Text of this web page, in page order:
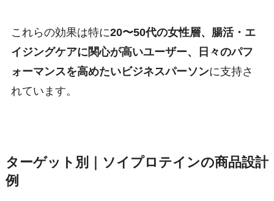
これらの効果は特に20〜50代の女性層、腸活・エ
イジングケアに関心が高いユーザー、日々のパフ
ォーマンスを高めたいビジネスパーソンに支持さ
れています。
ターゲット別｜ソイプロテインの商品設計
例